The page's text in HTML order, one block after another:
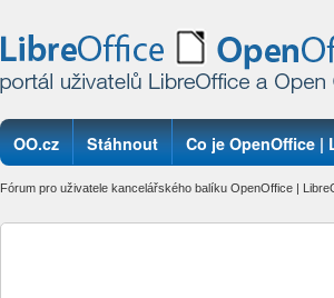
OO.cz Stáhnout Co je OpenOffice |
Fórum pro uživatele kancelářského balíku OpenOffice |